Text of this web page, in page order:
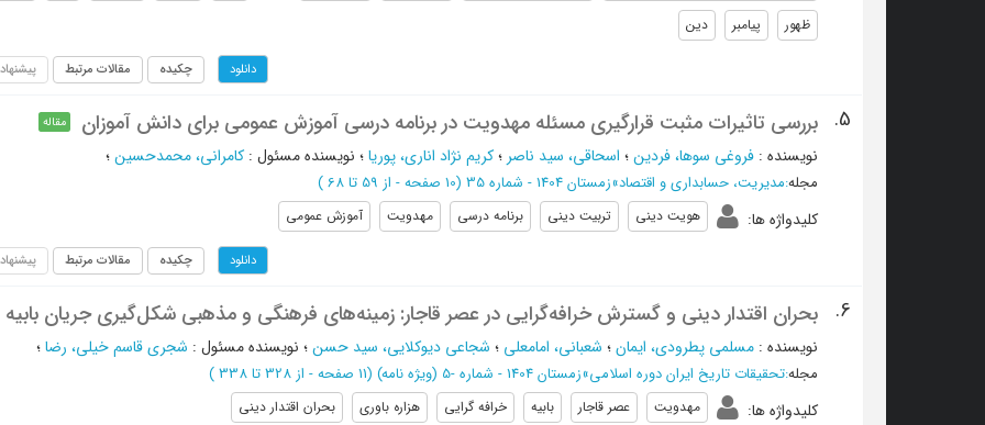
ظهور
پیامبر دین
دانلود چکیده مقالات مرتبط
5. بررسی تاثیرات مثبت قرارگیری مسئله مهدویت در برنامه درسی آموزش عمومی برای دانش آموزان مقاله
نویسنده : فروغی سوها، فردین؛ اسحاقی، سید ناصر ؛کریم نژاد اناری، پوریا؛ نویسنده مسئول : کامرانی، محمدحسین؛
مجله:مدیریت، حسابداری و اقتصاد»زمستان 1404 - شماره 35 (‎10 صفحه - از 59 تا 68 )
کلیدواژه ها: هویت دینی تربیت دینی برنامه درسی مهدویت آموزش عمومی
دانلود چکیده مقالات مرتبط
6. بحران اقتدار دینی و گسترش خرافه‌گرایی در عصر قاجار: زمینه‌های فرهنگی و مذهبی شکل‌گیری جریان بابیه
نویسنده : مسلمی پطرودی، ایمان؛ شعبانی، امامعلی ؛ شجاعی دیوکلایی، سید حسن؛ نویسنده مسئول : شجری قاسم خیلی، رضا؛
مجله:تحقیقات تاریخ ایران دوره اسلامی»زمستان 1404 - شماره -5 (ویژه نامه) (‎11 صفحه - از 328 تا 338 )
کلیدواژه ها: مهدویت عصر قاجار بابیه خرافه گرایی هزاره باوری بحران اقتدار دینی